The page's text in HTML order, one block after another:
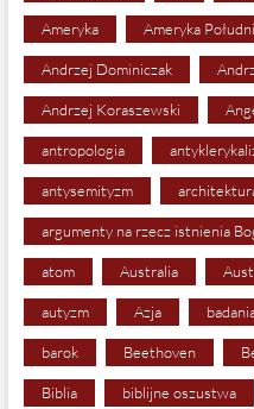
Ameryka Ameryka
Andrzej Dominiczak
Andrzej Koraszewski
antropologia
antysemityzm
argumenty na rzecz istnienia
atom Australia
autyzm Azja
barok Beethoven
Biblia biblijne oszustwa